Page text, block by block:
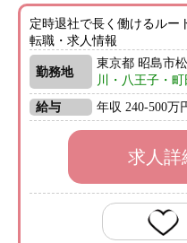
定時退社で長く働けるルー
転職・求人情報
勤務地
東京都 昭島市
川・八王子・
給与
年収 240-500万
求人詳